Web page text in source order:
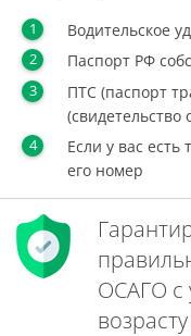
Водительское
Паспорт РФ
ПТС (паспорт
(свидетельство
Если у вас
его номер
ОСАГО с
возрасту